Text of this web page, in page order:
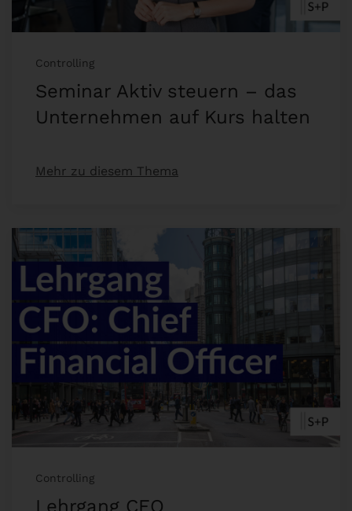
Controlling
Seminar Aktiv steuern – das
Unternehmen auf Kurs halten
Mehr zu diesem Thema
Controlling
Lehrgang CFO